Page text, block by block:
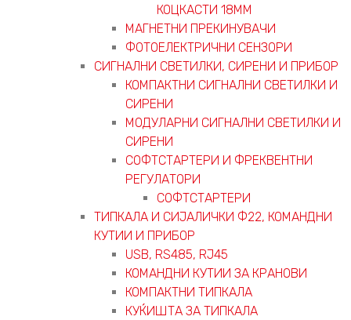
КОЦКАСТИ 18ММ
МАГНЕТНИ ПРЕКИНУВАЧИ
ФОТОЕЛЕКТРИЧНИ СЕНЗОРИ
СИГНАЛНИ СВЕТИЛКИ, СИРЕНИ И ПРИБОР
КОМПАКТНИ СИГНАЛНИ СВЕТИЛКИ И
СИРЕНИ
МОДУЛАРНИ СИГНАЛНИ СВЕТИЛКИ И
СИРЕНИ
СОФТСТАРТЕРИ И ФРЕКВЕНТНИ
РЕГУЛАТОРИ
СОФТСТАРТЕРИ
ТИПКАЛА И СИЈАЛИЧКИ Ф22, КОМАНДНИ
КУТИИ И ПРИБОР
USB, RS485, RJ45
КОМАНДНИ КУТИИ ЗА КРАНОВИ
КОМПАКТНИ ТИПКАЛА
КУЌИШТА ЗА ТИПКАЛА